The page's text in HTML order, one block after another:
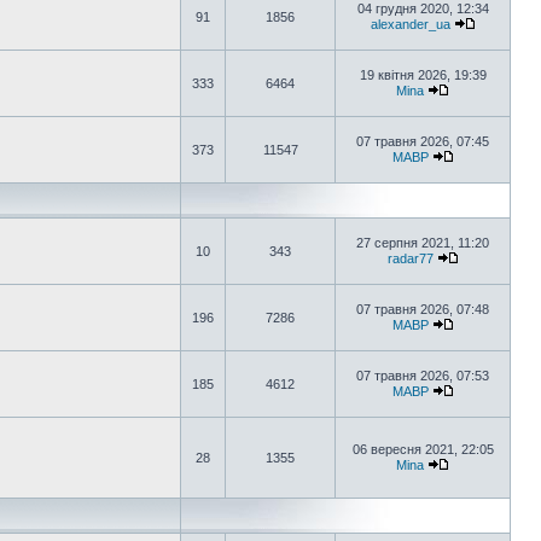
91 1856
04 грудня 2020, 12:34
alexander_ua
333 6464
19 квітня 2026, 19:39
Mina
373 11547
07 травня 2026, 07:45
MABP
10 343
27 серпня 2021, 11:20
radar77
196 7286
07 травня 2026, 07:48
MABP
185 4612
07 травня 2026, 07:53
MABP
28 1355
06 вересня 2021, 22:05
Mina